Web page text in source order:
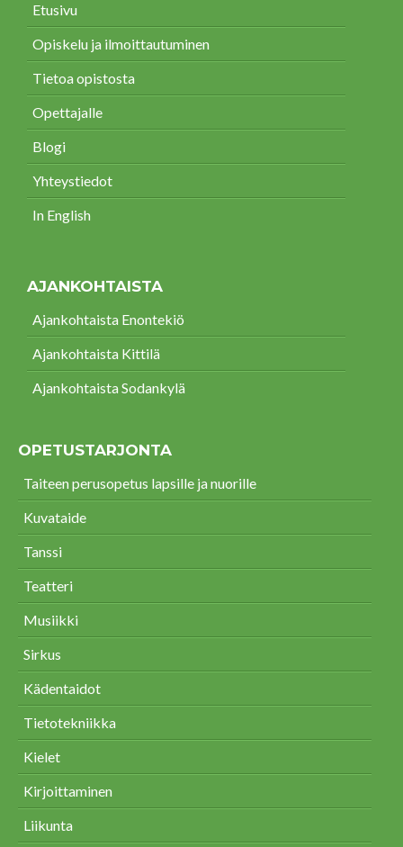
Etusivu
Opiskelu ja ilmoittautuminen
Tietoa opistosta
Opettajalle
Blogi
Yhteystiedot
In English
AJANKOHTAISTA
Ajankohtaista Enontekiö
Ajankohtaista Kittilä
Ajankohtaista Sodankylä
OPETUSTARJONTA
Taiteen perusopetus lapsille ja nuorille
Kuvataide
Tanssi
Teatteri
Musiikki
Sirkus
Kädentaidot
Tietotekniikka
Kielet
Kirjoittaminen
Liikunta